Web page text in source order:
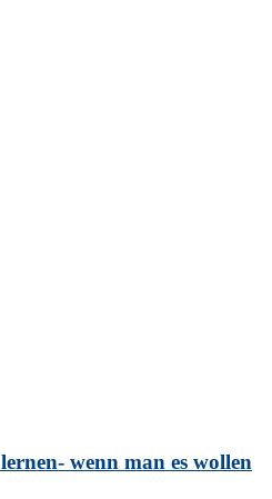
wenn man es wollen